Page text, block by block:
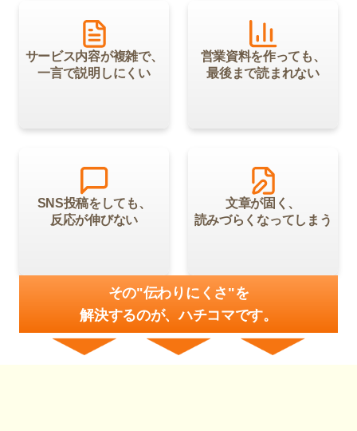
サービス内容が複雑で、
一言で説明しにくい
営業資料を作っても、
最後まで読まれない
SNS投稿をしても、
反応が伸びない
文章が固く、
読みづらくなってしまう
その"伝わりにくさ"を
解決するのが、ハチコマです。